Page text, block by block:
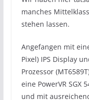
manches
stehen lassen.
Angefangen mit
Pixel) IPS Display
Prozessor
eine PowerVR SGX
und mit